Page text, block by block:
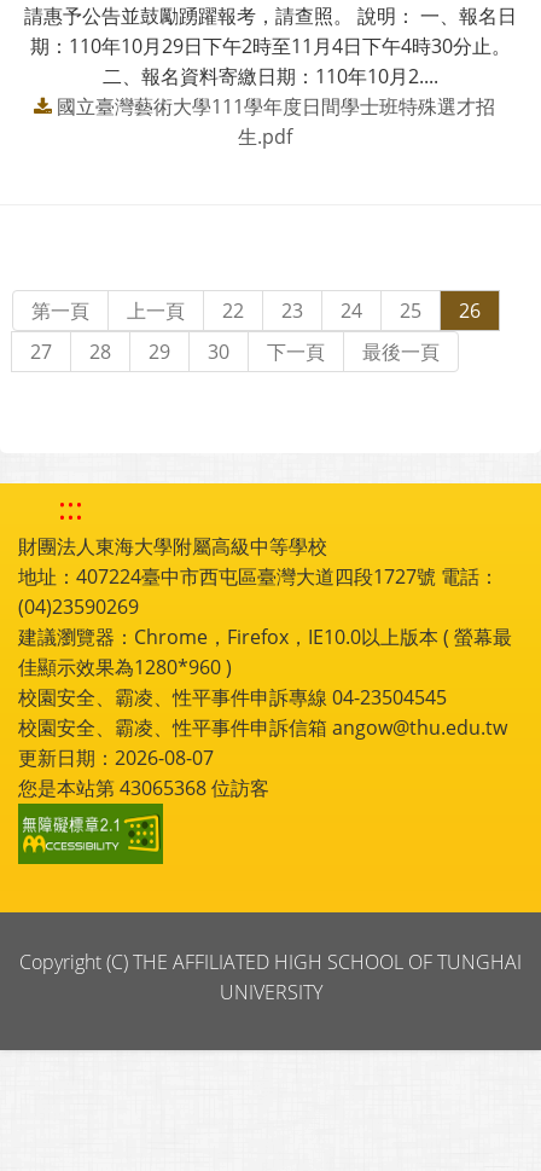
請惠予公告並鼓勵踴躍報考，請查照。 說明： 一、報名日
期：110年10月29日下午2時至11月4日下午4時30分止。
二、報名資料寄繳日期：110年10月2....
國立臺灣藝術大學111學年度日間學士班特殊選才招
生.pdf
第一頁 上一頁 22 23 24 25
26
27
28 29 30 下一頁 最後一頁
:::
財團法人東海大學附屬高級中等學校
地址：407224臺中市西屯區臺灣大道四段1727號 電話：
(04)23590269
建議瀏覽器：Chrome，Firefox，IE10.0以上版本 ( 螢幕最
佳顯示效果為1280*960 )
校園安全、霸凌、性平事件申訴專線 04-23504545
校園安全、霸凌、性平事件申訴信箱 angow@thu.edu.tw
更新日期：2026-08-07
您是本站第43065368位訪客
Copyright (C) THE AFFILIATED HIGH SCHOOL OF TUNGHAI
UNIVERSITY